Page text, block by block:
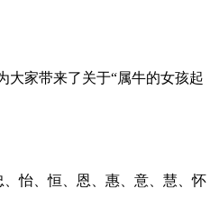
大家带来了关于“属牛的女孩起
怡、恒、恩、惠、意、慧、怀